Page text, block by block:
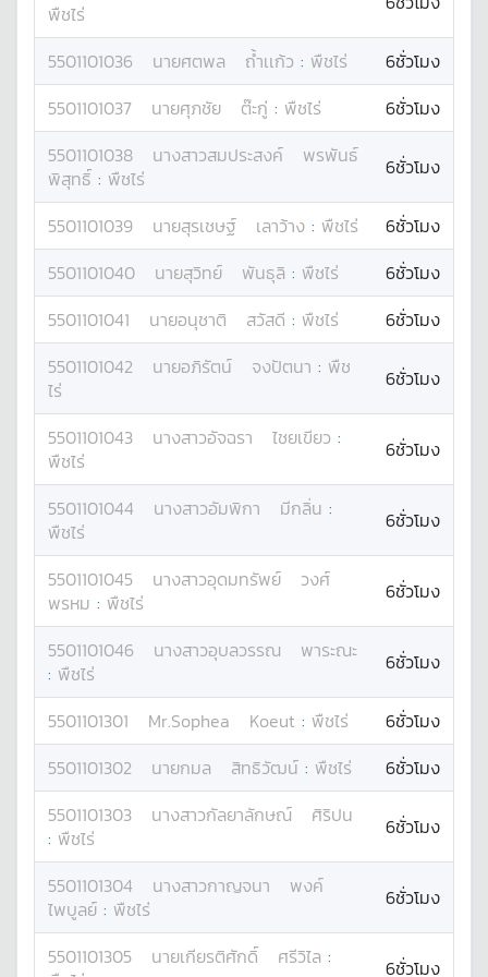
พืชไร่
5501101036 นายศตพล ถ้ำเเก้ว : พืชไร่
6ชั่วโมง
5501101037
นายศุภชัย ต๊ะกู่ : พืชไร่
6ชั่วโมง
5501101038
นางสาวสมประสงค์
พรพันธ์
พิสุทธิ์ : พืชไร่ 6ชั่วโมง
5501101039 นายสุรเชษฐ์ เลาว้าง : พืชไร่
6ชั่วโมง
5501101040
นายสุวิทย์ พันธุลิ : พืชไร่
6ชั่วโมง
5501101041
นายอนุชาติ สวัสดี : พืชไร่
6ชั่วโมง
5501101042
นายอภิรัตน์ จงปัตนา : พืช
ไร่
6ชั่วโมง
5501101043 นางสาวอัจฉรา ไชยเขียว :
พืชไร่
6ชั่วโมง
5501101044 นางสาวอัมพิกา มีกลิ่น :
พืชไร่
6ชั่วโมง
5501101045 นางสาวอุดมทรัพย์
วงศ์
พรหม : พืชไร่ 6ชั่วโมง
5501101046 นางสาวอุบลวรรณ
พาระณะ
: พืชไร่ 6ชั่วโมง
5501101301 Mr.Sophea Koeut : พืชไร่
6ชั่วโมง
5501101302
นายกมล สิทธิวัฒน์ : พืชไร่
6ชั่วโมง
5501101303
นางสาวกัลยาลักษณ์
ศิริปน
: พืชไร่ 6ชั่วโมง
5501101304 นางสาวกาญจนา
พงค์
ไพบูลย์ : พืชไร่ 6ชั่วโมง
5501101305 นายเกียรติศักดิ์ ศรีวิไล :
6ชั่วโมง